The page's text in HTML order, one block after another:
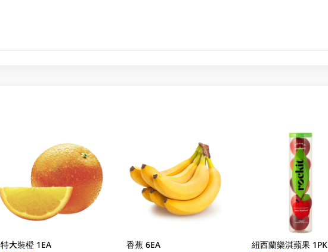
特大裝橙 1EA 香蕉 6EA 紐西蘭樂淇蘋果 1PK